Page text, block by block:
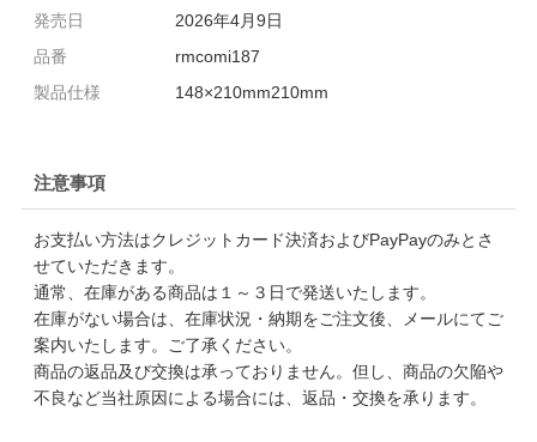
発売日
2026年4月9日
品番
rmcomi187
製品仕様
148×210mm210mm
注意事項
お支払い方法はクレジットカード決済およびPayPayのみとさ
せていただきます。
通常、在庫がある商品は１～３日で発送いたします。
在庫がない場合は、在庫状況・納期をご注文後、メールにてご
案内いたします。ご了承ください。
商品の返品及び交換は承っておりません。但し、商品の欠陥や
不良など当社原因による場合には、返品・交換を承ります。